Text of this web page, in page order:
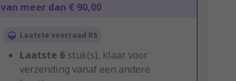
van meer dan € 90,00
Laatste voorraad RS
Laatste 6 stuk(s), klaar voor
verzending vanaf een andere